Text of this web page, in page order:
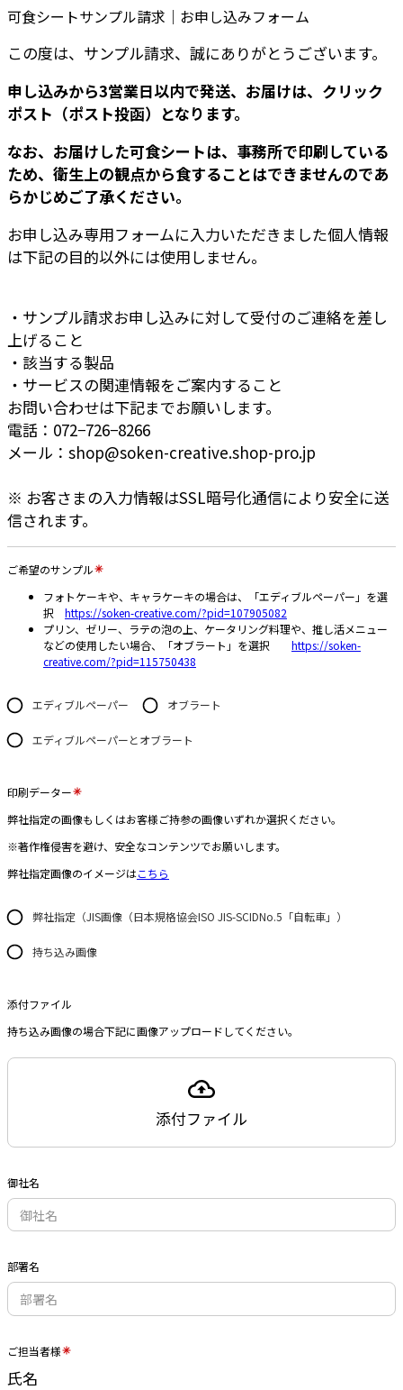
可食シートサンプル請求｜お申し込みフォーム
この度は、サンプル請求、誠にありがとうございます。
申し込みから3営業日以内で発送、お届けは、クリック
ポスト（ポスト投函）となります。
なお、お届けした可食シートは、事務所で印刷している
ため、衛生上の観点から食することはできませんのであ
らかじめご了承ください。
お申し込み専用フォームに入力いただきました個人情報
は下記の目的以外には使用しません。
・サンプル請求お申し込みに対して受付のご連絡を差し
上げること
・該当する製品
・サービスの関連情報をご案内すること
お問い合わせは下記までお願いします。
電話：072−726−8266
メール：shop@soken-creative.shop-pro.jp
※ お客さまの入力情報はSSL暗号化通信により安全に送
信されます。
ご希望のサンプル
フォトケーキや、キャラケーキの場合は、「エディブルペーパー」を選
択 https://soken-creative.com/?pid=107905082
プリン、ゼリー、ラテの泡の上、ケータリング料理や、推し活メニュー
などの使用したい場合、「オブラート」を選択 https://soken-
creative.com/?pid=115750438
エディブルペーパー オブラート
エディブルペーパーとオブラート
印刷データー
弊社指定の画像もしくはお客様ご持参の画像いずれか選択ください。
※著作権侵害を避け、 安全なコンテンツでお願いします。
弊社指定画像のイメージはこちら
弊社指定（JIS画像（日本規格協会ISO JIS-SCIDNo.5「自転車」）
持ち込み画像
添付ファイル
持ち込み画像の場合下記に画像アップロードしてください。
添付ファイル
御社名
部署名
ご担当者様
氏名